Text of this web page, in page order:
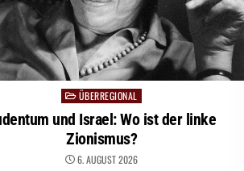
PostedÜBERREGIONAL
und Israel: Wo ist der linke
Zionismus?
6. AUGUST 2026